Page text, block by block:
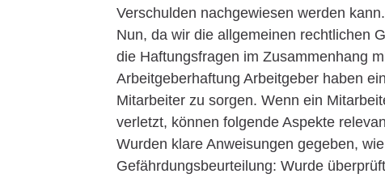
Verschulden nachgewiesen werden
Nun, da wir die allgemeinen rechtlichen
die Haftungsfragen im Zusammenhang
Arbeitgeberhaftung Arbeitgeber haben
Mitarbeiter zu sorgen. Wenn ein
verletzt, können folgende Aspekte
Wurden klare Anweisungen gegeben,
Gefährdungsbeurteilung: Wurde